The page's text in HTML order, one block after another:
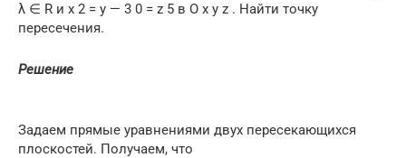
λ ∈ R и x 2 = y — 3 0 = z 5 в О х у z . Найти точку
пересечения.
Решение
Задаем прямые уравнениями двух пересекающихся
плоскостей. Получаем, что